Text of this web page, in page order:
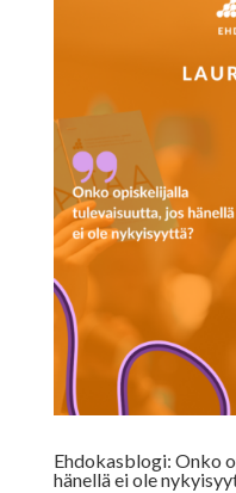
Ehdokasblogi: Onko
hänellä ei ole